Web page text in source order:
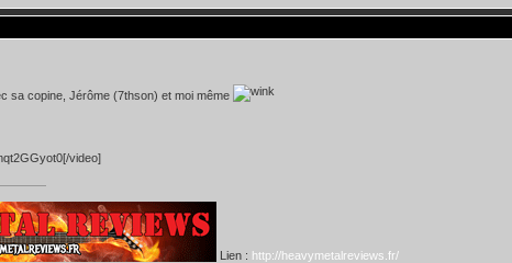
sa copine, Jérôme (7thson) et moi même
video]
Lien : http://heavymetalreviews.fr/